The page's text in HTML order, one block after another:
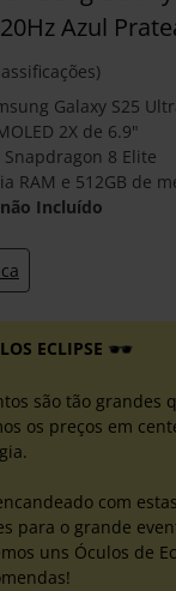
Azul
Galaxy S25
2X de 6.9"
8 Elite
RAM e 512GB de
Incluído
ECLIPSE
são tão grandes
os preços em
com
para o grande
uns Óculos de